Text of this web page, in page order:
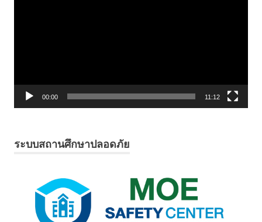
00:00 11:12
ระบบสถานศึกษาปลอดภัย